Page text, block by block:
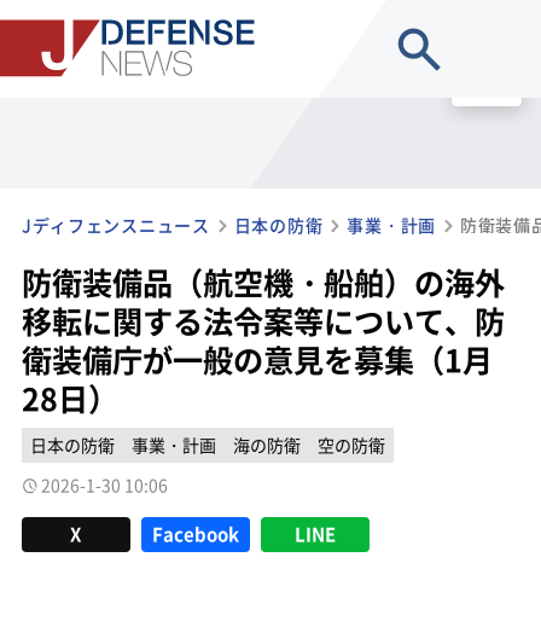
Jディフェンスニュース 日本の防衛 事業・計画
防衛装備品（航空機・船舶）の海外
移転に関する法令案等について、防
衛装備庁が一般の意見を募集（1月
28日）
日本の防衛 事業・計画 海の防衛
空の防衛
2026-1-30 10:06
X Facebook LINE